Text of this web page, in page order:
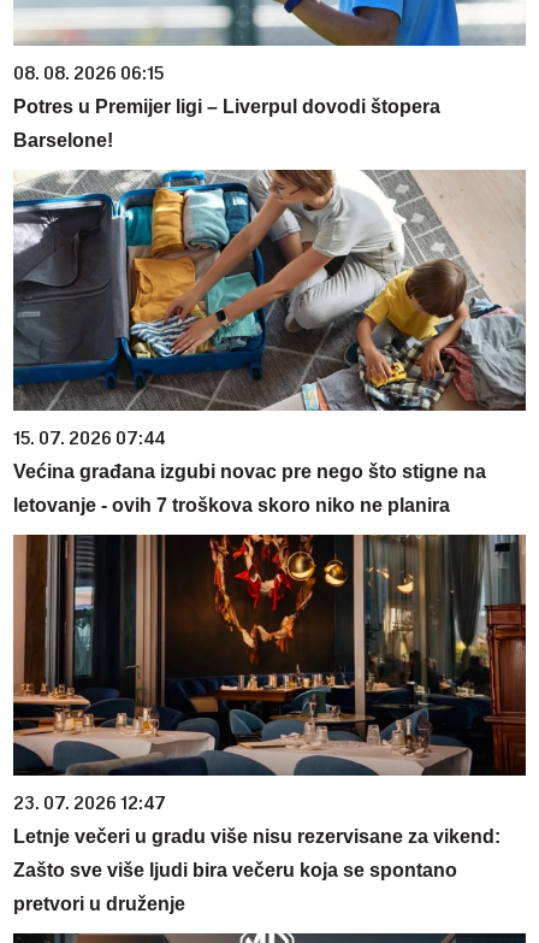
08. 08. 2026 06:15
Potres u Premijer ligi – Liverpul dovodi štopera
Barselone!
15. 07. 2026 07:44
Većina građana izgubi novac pre nego što stigne na
letovanje - ovih 7 troškova skoro niko ne planira
23. 07. 2026 12:47
Letnje večeri u gradu više nisu rezervisane za vikend:
Zašto sve više ljudi bira večeru koja se spontano
pretvori u druženje